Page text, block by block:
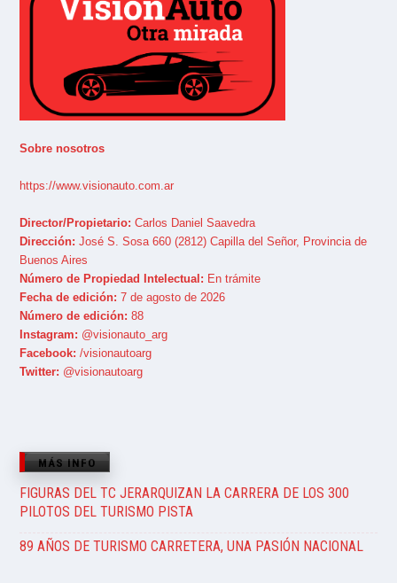
Sobre nosotros
https://www.visionauto.com.ar
Director/Propietario: Carlos Daniel Saavedra
Dirección: José S. Sosa 660 (2812) Capilla del Señor, Provincia de
Buenos Aires
Número de Propiedad Intelectual: En trámite
Fecha de edición: 7 de agosto de 2026
Número de edición: 88
Instagram: @visionauto_arg
Facebook: /visionautoarg
Twitter: @visionautoarg
MÁS INFO
FIGURAS DEL TC JERARQUIZAN LA CARRERA DE LOS 300
PILOTOS DEL TURISMO PISTA
89 AÑOS DE TURISMO CARRETERA, UNA PASIÓN NACIONAL